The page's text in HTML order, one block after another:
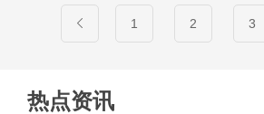
1 2 3
热点资讯